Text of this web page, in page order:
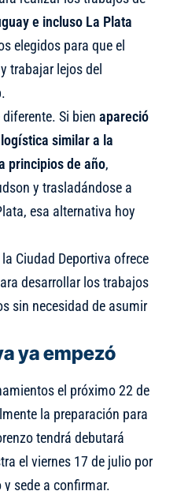
e incluso La Plata
elegidos para que el
trabajar lejos del
Si bien apareció
similar a la
principios de año,
y trasladándose a
esa alternativa hoy
Ciudad Deportiva ofrece
desarrollar los trabajos
sin necesidad de asumir
ya empezó
el próximo 22 de
la preparación para
tendrá debutará
el viernes 17 de julio por
y sede a confirmar.